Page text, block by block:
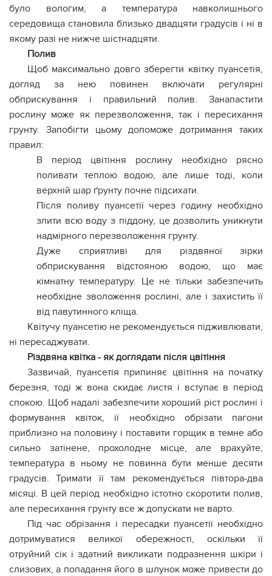
було вологим, а температура навколишнього
середовища становила близько двадцяти градусів і ні в
якому разі не нижче шістнадцяти.
Полив
Щоб максимально довго зберегти квітку пуансетія,
догляд за нею повинен включати регулярні
обприскування і правильний полив. Занапастити
рослину може як перезволоження, так і пересихання
грунту. Запобігти цьому допоможе дотримання таких
правил:
В період цвітіння рослину необхідно рясно
поливати теплою водою, але лише тоді, коли
верхній шар ґрунту почне підсихати.
Після поливу пуансетії через годину необхідно
злити всю воду з піддону, це дозволить уникнути
надмірного перезволоження грунту.
Дуже сприятливі для різдвяної зірки
обприскування відстояною водою, що має
кімнатну температуру. Це не тільки забезпечить
необхідне зволоження рослині, але і захистить її
від павутинного кліща.
Квітучу пуансетію не рекомендується підживлювати,
ні пересаджувати.
Різдвяна квітка - як доглядати після цвітіння
Зазвичай, пуансетія припиняє цвітіння на початку
березня, тоді ж вона скидає листя і вступає в період
спокою. Щоб надалі забезпечити хороший ріст рослині і
формування квіток, її необхідно обрізати пагони
приблизно на половину і поставити горщик в темне або
сильно затінене, прохолодне місце, але врахуйте,
температура в ньому не повинна бути менше десяти
градусів. Тримати її там рекомендується півтора-два
місяці. В цей період необхідно істотно скоротити полив,
але пересихання грунту все ж допускати не варто.
Під час обрізання і пересадки пуансетії необхідно
дотримуватися великої обережності, оскільки її
отруйний сік і здатний викликати подразнення шкіри і
слизових, а попадання його в шлунок може привести до